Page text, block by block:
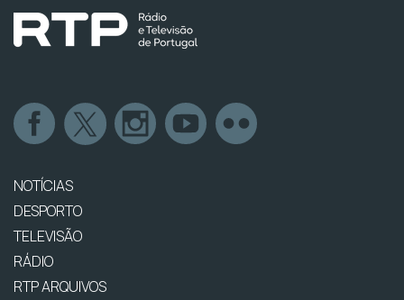
NOTÍCIAS
DESPORTO
TELEVISÃO
RÁDIO
RTP ARQUIVOS